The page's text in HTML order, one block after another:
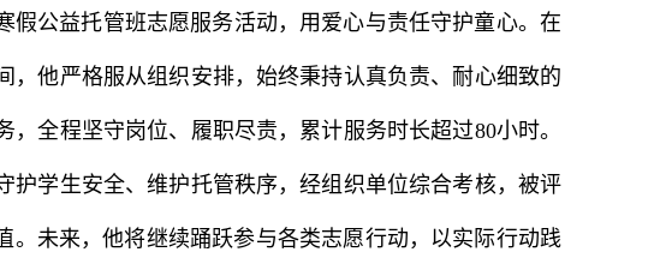
公益托管班志愿服务活动，用爱心与责任守护童心。在
他严格服从组织安排，始终秉持认真负责、耐心细致的
全程坚守岗位、履职尽责，累计服务时长超过80小时。
学生安全、维护托管秩序，经组织单位综合考核，被评
。未来，他将继续踊跃参与各类志愿行动，以实际行动践